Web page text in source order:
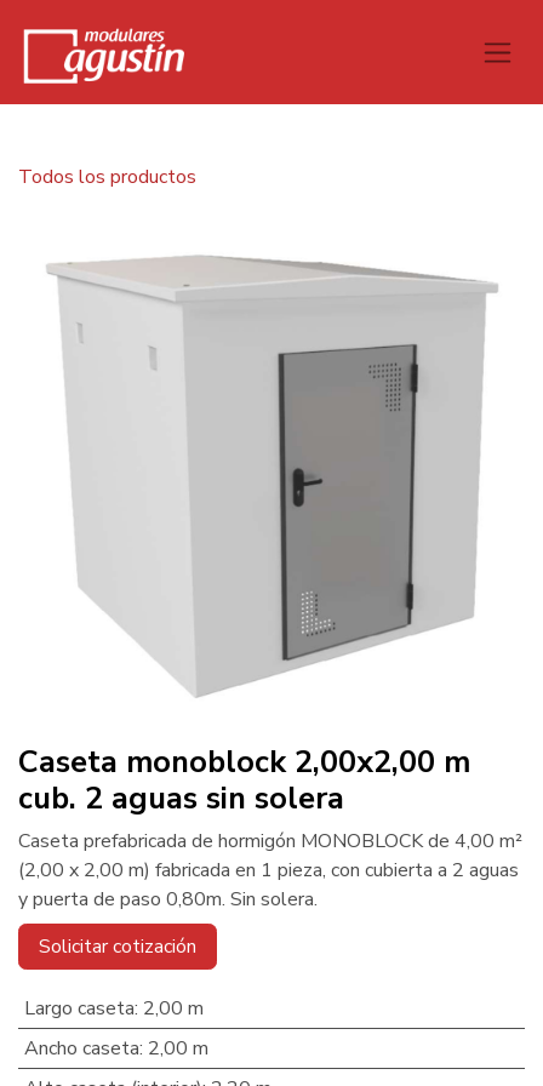
Todos los productos
Caseta monoblock 2,00x2,00 m
cub. 2 aguas sin solera
Caseta prefabricada de hormigón MONOBLOCK de 4,00 m²
(2,00 x 2,00 m) fabricada en 1 pieza, con cubierta a 2 aguas
y puerta de paso 0,80m. Sin solera.
Solicitar cotización
Largo caseta: 2,00 m
Ancho caseta: 2,00 m